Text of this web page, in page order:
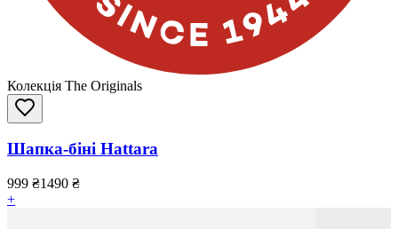
Колекція The Originals
Шапка-біні Hattara
999 ₴1490 ₴
+